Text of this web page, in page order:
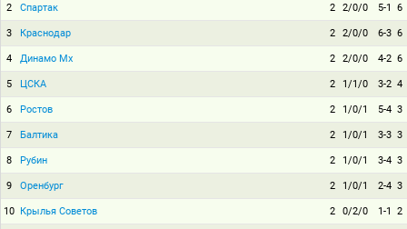
2 Спартак 2 2/0/0 5-1 6
3 Краснодар 2 2/0/0 6-3 6
4 Динамо Мх 2 2/0/0 4-2 6
5 ЦСКА 2 1/1/0 3-2 4
6 Ростов 2 1/0/1 5-4 3
7 Балтика 2 1/0/1 3-3 3
8 Рубин 2 1/0/1 3-4 3
9 Оренбург 2 1/0/1 2-4 3
10 Крылья Советов 2 0/2/0 1-1 2